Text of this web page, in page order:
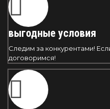
выгодные условия
Следим за конкурентами!
договоримся!